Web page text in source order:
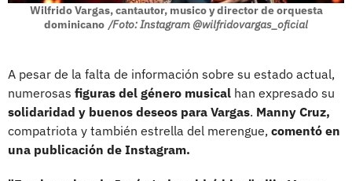
Wilfrido Vargas, cantautor, musico y director de orquesta
dominicano /Foto: Instagram @wilfridovargas_oficial
A pesar de la falta de información sobre su estado actual,
numerosas figuras del género musical han expresado su
solidaridad y buenos deseos para Vargas. Manny Cruz,
compatriota y también estrella del merengue, comentó en
una publicación de Instagram.